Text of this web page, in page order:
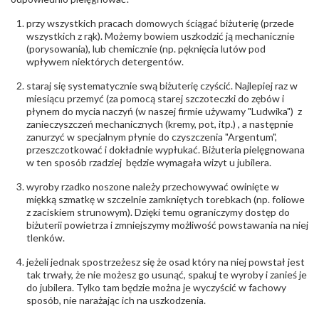
(łącznie)
INNE PARAMETRY
odpowiedzialny:
6850004631; tel.13 44 56 100;
biuro@obraczki.pl,PZ Stelmach Sp. z o.o. ul.
Północna 22 45-805 Opole; NIP 7542889545;
Tel. +48 77 54 90 100; biuro@stelmach.pl
Bezpieczeństwo
ostrzeżenia:
Nie nadaje się dla dzieci w wieku poniżej 3 lat
Elementy w wyrobie wykonane z białego złota
zawierają nikiel
przy wszystkich pracach domowych ściągać biżuterię (przede
wszystkich z rąk). Możemy bowiem uszkodzić ją mechanicznie
(porysowania), lub chemicznie (np. pęknięcia lutów pod
wpływem niektórych detergentów.
staraj się systematycznie swą biżuterię czyścić. Najlepiej raz w
miesiącu przemyć (za pomocą starej szczoteczki do zębów i
płynem do mycia naczyń (w naszej firmie używamy "Ludwika") z
zanieczyszczeń mechanicznych (kremy, pot, itp.) , a następnie
zanurzyć w specjalnym płynie do czyszczenia "Argentum",
przeszczotkować i dokładnie wypłukać. Biżuteria pielęgnowana
w ten sposób rzadziej będzie wymagała wizyt u jubilera.
wyroby rzadko noszone należy przechowywać owinięte w
miękką szmatkę w szczelnie zamkniętych torebkach (np. foliowe
z zaciskiem strunowym). Dzięki temu ograniczymy dostęp do
biżuterii powietrza i zmniejszymy możliwość powstawania na niej
tlenków.
jeżeli jednak spostrzeżesz się że osad który na niej powstał jest
tak trwały, że nie możesz go usunąć, spakuj te wyroby i zanieś je
do jubilera. Tylko tam będzie można je wyczyścić w fachowy
sposób, nie narażając ich na uszkodzenia.